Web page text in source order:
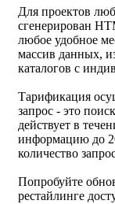
Для проектов
сгенерирован
любое удобное
массив данных,
каталогов с
Тарификация
запрос - это
действует в
информацию до
количество
Попробуйте
рестайлинге